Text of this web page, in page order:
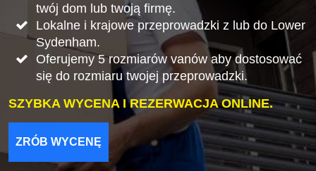
twój dom lub twoją firmę.
Lokalne i krajowe przeprowadzki z lub do Lower
Sydenham.
Oferujemy 5 rozmiarów vanów aby dostosować
się do rozmiaru twojej przeprowadzki.
SZYBKA WYCENA I REZERWACJA ONLINE.
ZRÓB WYCENĘ